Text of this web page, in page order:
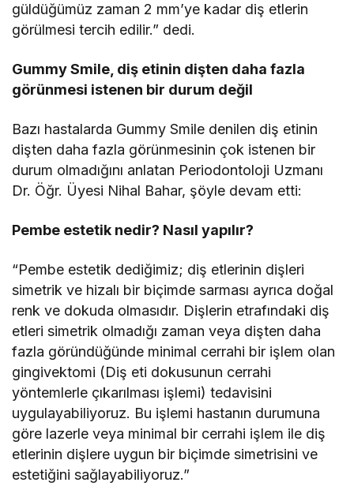
güldüğümüz zaman 2 mm’ye kadar diş etlerin
görülmesi tercih edilir.” dedi.
Gummy Smile, diş etinin dişten daha fazla
görünmesi istenen bir durum değil
Bazı hastalarda Gummy Smile denilen diş etinin
dişten daha fazla görünmesinin çok istenen bir
durum olmadığını anlatan Periodontoloji Uzmanı
Dr. Öğr. Üyesi Nihal Bahar, şöyle devam etti:
Pembe estetik nedir? Nasıl yapılır?
“Pembe estetik dediğimiz; diş etlerinin dişleri
simetrik ve hizalı bir biçimde sarması ayrıca doğal
renk ve dokuda olmasıdır. Dişlerin etrafındaki diş
etleri simetrik olmadığı zaman veya dişten daha
fazla göründüğünde minimal cerrahi bir işlem olan
gingivektomi (Diş eti dokusunun cerrahi
yöntemlerle çıkarılması işlemi) tedavisini
uygulayabiliyoruz. Bu işlemi hastanın durumuna
göre lazerle veya minimal bir cerrahi işlem ile diş
etlerinin dişlere uygun bir biçimde simetrisini ve
estetiğini sağlayabiliyoruz.”